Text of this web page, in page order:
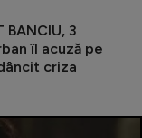
BANCIU, 3
îl acuză pe
criza